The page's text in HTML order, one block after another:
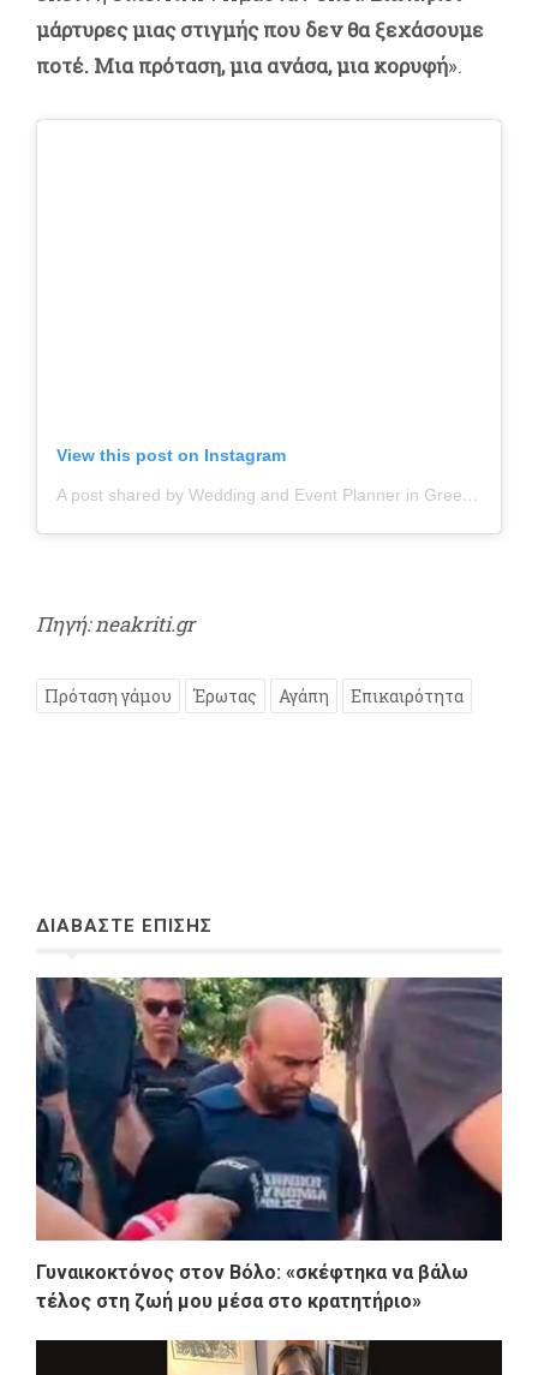
μάρτυρες μιας στιγμής που δεν θα ξεχάσουμε
ποτέ. Μια πρόταση, μια ανάσα, μια κορυφή».
View this post on Instagram
A post shared by Wedding and Event Planner in Greece (@weddingbyastir)
Πηγή: neakriti.gr
Πρόταση γάμου Έρωτας Αγάπη Επικαιρότητα
ΔΙΑΒΑΣΤΕ ΕΠΙΣΗΣ
Γυναικοκτόνος στον Βόλο: «σκέφτηκα να βάλω
τέλος στη ζωή μου μέσα στο κρατητήριο»